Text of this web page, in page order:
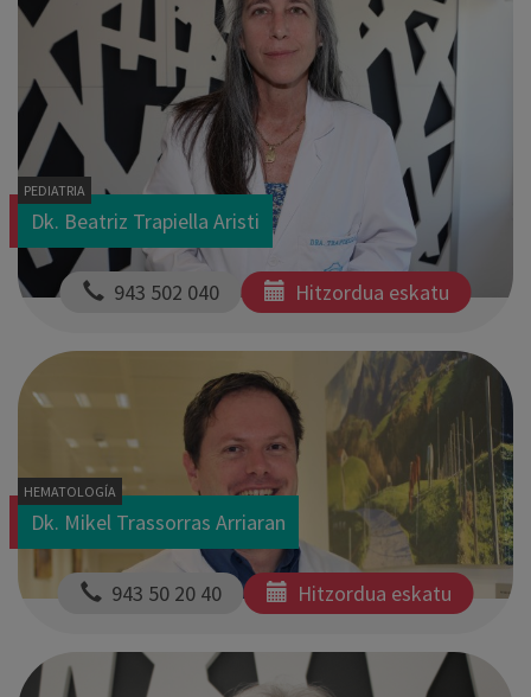
PEDIATRIA
Dk. Beatriz Trapiella Aristi
943 502 040 Hitzordua eskatu
HEMATOLOGÍA
Dk. Mikel Trassorras Arriaran
943 50 20 40 Hitzordua eskatu